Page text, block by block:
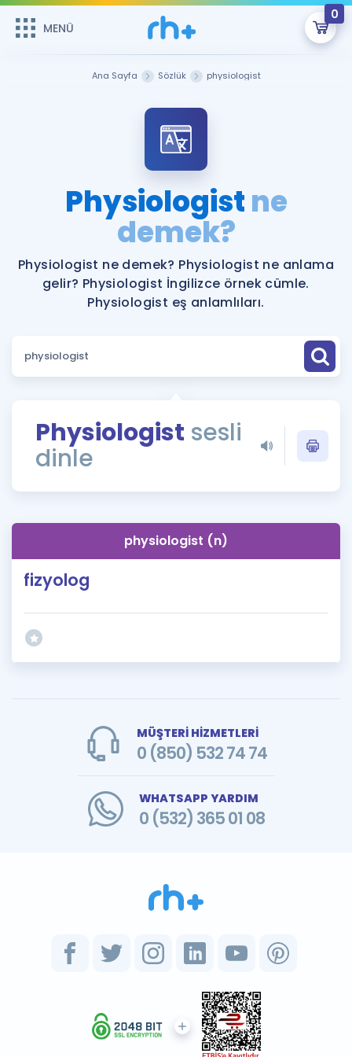
MENÜ
0
Şifremi Hatırlamıyorum
Sepetin Şu An Boş.
Remzi Hoca ile seni sınava hazırlayacak onlarca eğitim seni
bekliyor!
MENÜ
Katılımcı Görüşleri
Faydalı Araçlar
Ücretsiz Kaynaklar
Puan Hesaplama
ÖSYM Sınav Takvimi
Kampanyalar
İngilizce Gramer
İngilizce Gramer
Ana Sayfa Sözlük physiologist
Physiologistne
demek?
Physiologist ne demek? Physiologist ne anlama
gelir? Physiologist İngilizce örnek cümle.
Physiologist eş anlamlıları.
Physiologist sesli
dinle
physiologist (n)
fizyolog
MÜŞTERİ HİZMETLERİ
0 (850) 532 74 74
WHATSAPP YARDIM
0 (532) 365 01 08